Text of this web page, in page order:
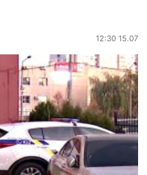
12:30 15.07